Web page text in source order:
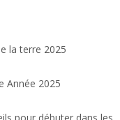
la terre 2025
Année 2025